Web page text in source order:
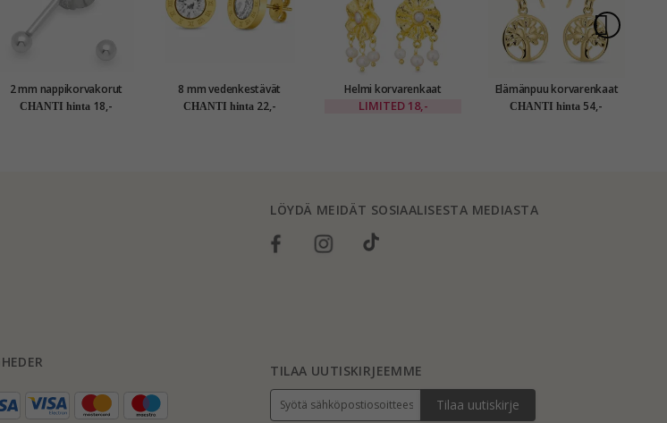
2 mm nappikorvakorut
hopea
CHANTI hinta 18,-
8 mm vedenkestävät
nappikorvakorut kullattu
CHANTI hinta 22,-
Helmi korvarenkaat
kullattu messinki - Eliné
LIMITED 18,-
Elämänpuu korvarenkaat
kullattu hopea
CHANTI hinta 54,-
LÖYDÄ MEIDÄT SOSIAALISESTA MEDIASTA
TILAA UUTISKIRJEEMME
Tilaa uutiskirje